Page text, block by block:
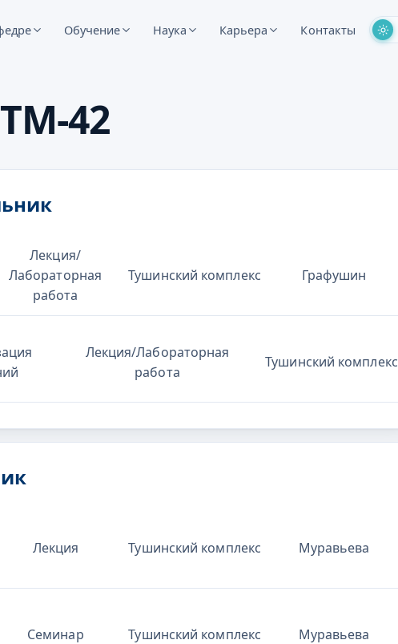
Обучение Наука Карьера Контакты
42
Лекция/
Лабораторная
работа
Тушинский комплекс Графушин
Лекция/Лабораторная
работа
Тушинский комплекс
Лекция Тушинский комплекс Муравьева
Семинар Тушинский комплекс Муравьева